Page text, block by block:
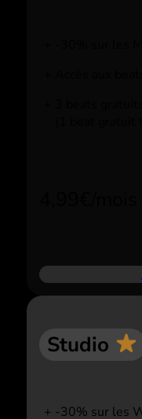
Studio
-30% sur les